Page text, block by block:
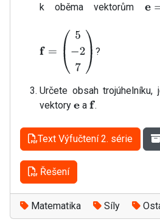
k oběma vektorům e=(
f= (5 2 7) ?
Určete obsah trojúhelníku,
vektory e af.
Text Výfučtení 2. série
Řešení
Matematika Síly